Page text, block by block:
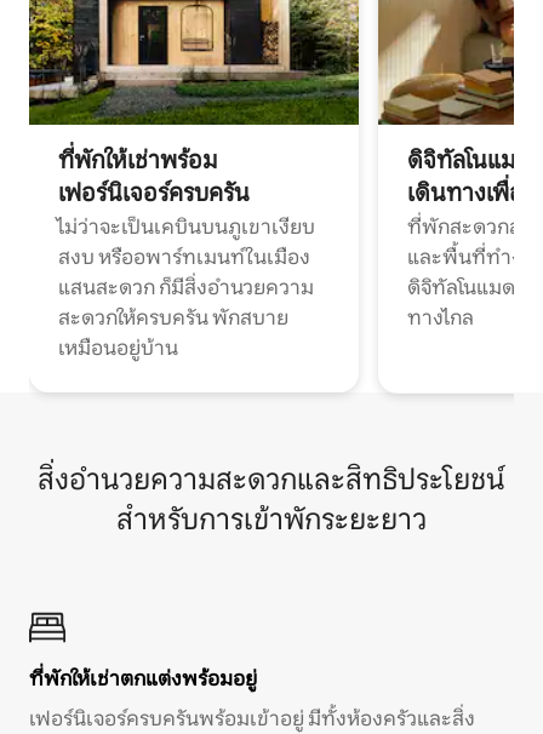
ที่พักให้เช่าพร้อม
เฟอร์นิเจอร์ครบครัน
ไม่ว่าจะเป็นเคบินบนภูเขาเงียบ
สงบ หรืออพาร์ทเมนท์ในเมือง
แสนสะดวก ก็มีสิ่งอำนวยความ
สะดวกให้ครบครัน พักสบาย
เหมือนอยู่บ้าน
ดิจิทัลโนแมด
เดินทางเพื่อ
ที่พักสะดวกสบ
และพื้นที่ทำงา
ดิจิทัลโนแมดแ
ทางไกล
สิ่งอำนวยความสะดวกและสิทธิประโยชน์
สำหรับการเข้าพักระยะยาว
ที่พักให้เช่าตกแต่งพร้อมอยู่
เฟอร์นิเจอร์ครบครันพร้อมเข้าอยู่ มีทั้งห้องครัวและสิ่ง